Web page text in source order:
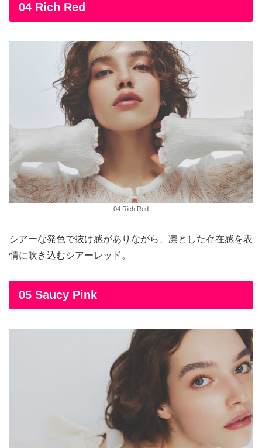
04 Rich Red
04 Rich Red
シアーな発色で抜け感がありながら、凛とした存在感を表
情に吹き込むシアーレッド。
05 Saucy Pink